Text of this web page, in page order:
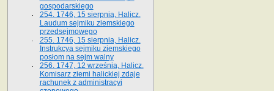
gospodarskiego
254. 1746, 15 sierpnia, Halicz.
Laudum sejmiku ziemskiego
przedsejmowego
255. 1746, 15 sierpnia, Halicz.
Instrukcya sejmiku ziemskiego
posłom na sejm walny
256. 1747, 12 września, Halicz.
Komisarz ziemi halickiej zdaje
rachunek z administracyi